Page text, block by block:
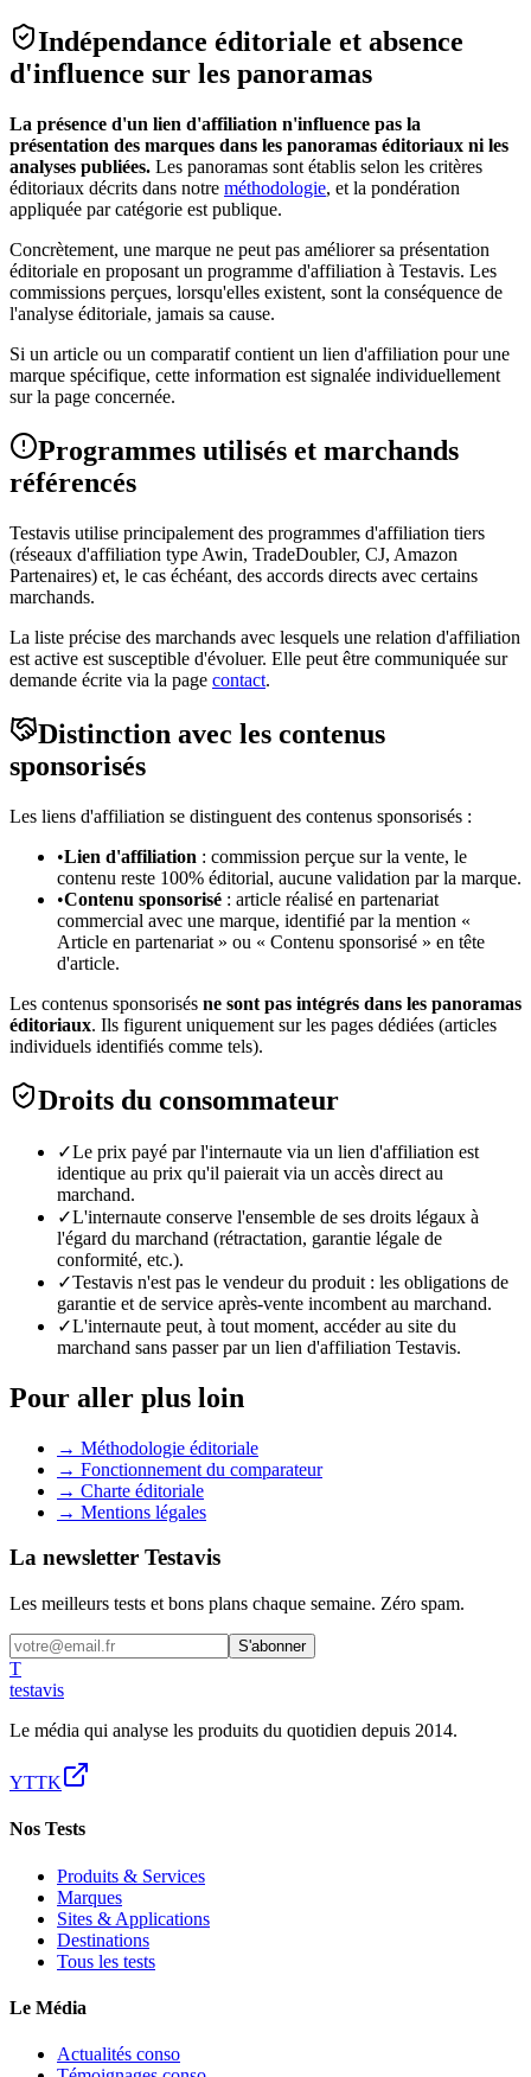
Indépendance éditoriale et absence
d'influence sur les panoramas
La présence d'un lien d'affiliation n'influence pas la
présentation des marques dans les panoramas éditoriaux ni les
analyses publiées. Les panoramas sont établis selon les critères
éditoriaux décrits dans notre méthodologie, et la pondération
appliquée par catégorie est publique.
Concrètement, une marque ne peut pas améliorer sa présentation
éditoriale en proposant un programme d'affiliation à Testavis. Les
commissions perçues, lorsqu'elles existent, sont la conséquence de
l'analyse éditoriale, jamais sa cause.
Si un article ou un comparatif contient un lien d'affiliation pour une
marque spécifique, cette information est signalée individuellement
sur la page concernée.
Programmes utilisés et marchands
référencés
Testavis utilise principalement des programmes d'affiliation tiers
(réseaux d'affiliation type Awin, TradeDoubler, CJ, Amazon
Partenaires) et, le cas échéant, des accords directs avec certains
marchands.
La liste précise des marchands avec lesquels une relation d'affiliation
est active est susceptible d'évoluer. Elle peut être communiquée sur
demande écrite via la page contact.
Distinction avec les contenus
sponsorisés
Les liens d'affiliation se distinguent des contenus sponsorisés :
•Lien d'affiliation : commission perçue sur la vente, le
contenu reste 100% éditorial, aucune validation par la marque.
•Contenu sponsorisé : article réalisé en partenariat
commercial avec une marque, identifié par la mention «
Article en partenariat » ou « Contenu sponsorisé » en tête
d'article.
Les contenus sponsorisés ne sont pas intégrés dans les panoramas
éditoriaux. Ils figurent uniquement sur les pages dédiées (articles
individuels identifiés comme tels).
Droits du consommateur
✓Le prix payé par l'internaute via un lien d'affiliation est
identique au prix qu'il paierait via un accès direct au
marchand.
✓L'internaute conserve l'ensemble de ses droits légaux à
l'égard du marchand (rétractation, garantie légale de
conformité, etc.).
✓Testavis n'est pas le vendeur du produit : les obligations de
garantie et de service après-vente incombent au marchand.
✓L'internaute peut, à tout moment, accéder au site du
marchand sans passer par un lien d'affiliation Testavis.
Pour aller plus loin
→ Méthodologie éditoriale
→ Fonctionnement du comparateur
→ Charte éditoriale
→ Mentions légales
La newsletter Testavis
Les meilleurs tests et bons plans chaque semaine. Zéro spam.
S'abonner
T
testavis
Le média qui analyse les produits du quotidien depuis 2014.
YTTK
Nos Tests
Produits & Services
Marques
Sites & Applications
Destinations
Tous les tests
Le Média
Actualités conso